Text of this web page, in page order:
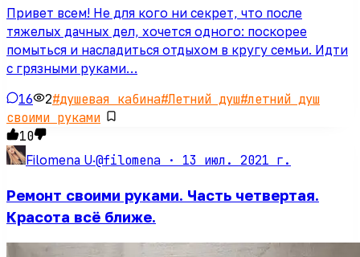
Привет всем! Не для кого ни секрет, что после
тяжелых дачных дел, хочется одного: поскорее
помыться и насладиться отдыхом в кругу семьи. Идти
с грязными руками…
16 2#душевая кабина#Летний душ#летний душ
своими руками
10
Filomena U·@filomena · 13 июл. 2021 г.
Ремонт своими руками. Часть четвертая.
Красота всё ближе.